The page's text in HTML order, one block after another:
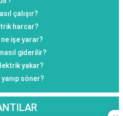
çalışır?
harcar?
işe yarar?
giderilir?
yakar?
söner?